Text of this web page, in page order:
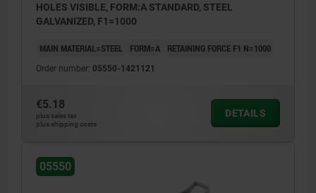
HOLES VISIBLE, FORM:A STANDARD, STEEL
GALVANIZED, F1=1000
MAIN MATERIAL=STEEL FORM=A RETAINING FORCE F1 N=1000
Order number: 05550-1421121
€5.18
plus sales tax
plus shipping costs
DETAILS
05550